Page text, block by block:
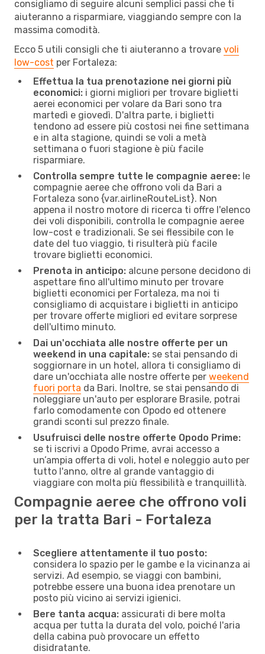
consigliamo di seguire alcuni semplici passi che ti
aiuteranno a risparmiare, viaggiando sempre con la
massima comodità.
Ecco 5 utili consigli che ti aiuteranno a trovare voli
low-cost per Fortaleza:
Effettua la tua prenotazione nei giorni più
economici: i giorni migliori per trovare biglietti
aerei economici per volare da Bari sono tra
martedì e giovedì. D'altra parte, i biglietti
tendono ad essere più costosi nei fine settimana
e in alta stagione, quindi se voli a metà
settimana o fuori stagione è più facile
risparmiare.
Controlla sempre tutte le compagnie aeree: le
compagnie aeree che offrono voli da Bari a
Fortaleza sono {​var.airlineRouteList}. Non
appena il nostro motore di ricerca ti offre l'elenco
dei voli disponibili, controlla le compagnie aeree
low-cost e tradizionali. Se sei flessibile con le
date del tuo viaggio, ti risulterà più facile
trovare biglietti economici.
Prenota in anticipo: alcune persone decidono di
aspettare fino all'ultimo minuto per trovare
biglietti economici per Fortaleza, ma noi ti
consigliamo di acquistare i biglietti in anticipo
per trovare offerte migliori ed evitare sorprese
dell'ultimo minuto.
Dai un'occhiata alle nostre offerte per un
weekend in una capitale: se stai pensando di
soggiornare in un hotel, allora ti consigliamo di
dare un'occhiata alle nostre offerte per weekend
fuori porta da Bari. Inoltre, se stai pensando di
noleggiare un'auto per esplorare Brasile, potrai
farlo comodamente con Opodo ed ottenere
grandi sconti sul prezzo finale.
Usufruisci delle nostre offerte Opodo Prime:
se ti iscrivi a Opodo Prime, avrai accesso a
un’ampia offerta di voli, hotel e noleggio auto per
tutto l'anno, oltre al grande vantaggio di
viaggiare con molta più flessibilità e tranquillità.
Compagnie aeree che offrono voli
per la tratta Bari - Fortaleza
Scegliere attentamente il tuo posto:
considera lo spazio per le gambe e la vicinanza ai
servizi. Ad esempio, se viaggi con bambini,
potrebbe essere una buona idea prenotare un
posto più vicino ai servizi igienici.
Bere tanta acqua: assicurati di bere molta
acqua per tutta la durata del volo, poiché l'aria
della cabina può provocare un effetto
disidratante.